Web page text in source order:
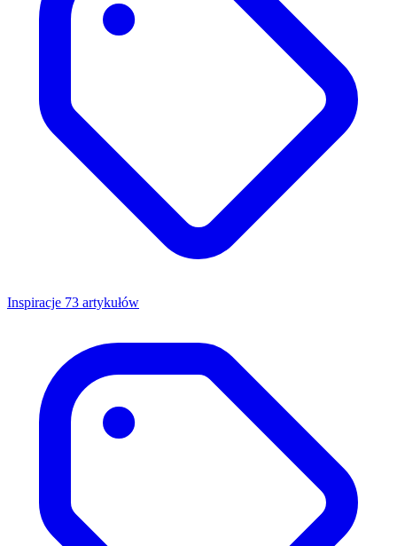
Inspiracje 73 artykułów